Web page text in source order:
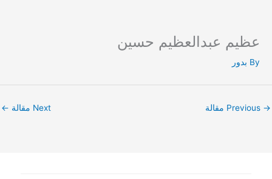
Skip
content
عظيم عبدالعظيم حسين
By بدور
→ Next مقالة ←